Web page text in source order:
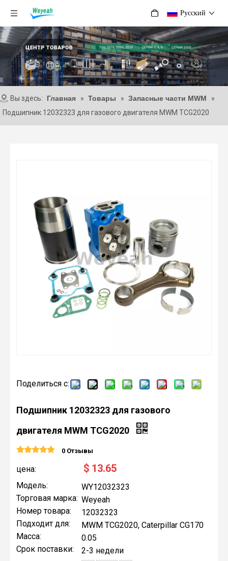
Pусский
Вы здесь: Главная » Товары » Запасные части MWM
»
Подшипник 12032323 для газового двигателя MWM TCG2020
Поделиться с:
Подшипник 12032323 для газового
двигателя MWM TCG2020
0 Отзывы
цена: $ 13.65
Модель:
WY12032323
Торговая марка: Weyeah
Номер товара:
12032323
Подходит для:
MWM TCG2020, Caterpillar CG170
Масса:
0.05
Срок поставки:
2-3 недели